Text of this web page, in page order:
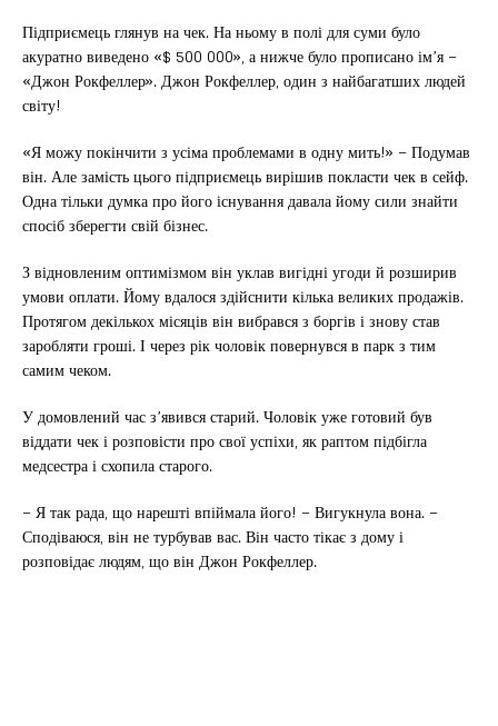
Підприємець глянув на чек. На ньому в полі для суми було
акуратно виведено «$ 500 000», а нижче було прописано ім’я –
«Джон Рокфеллер». Джон Рокфеллер, один з найбагатших людей
світу!
«Я можу покінчити з усіма проблемами в одну мить!» – Подумав
він. Але замість цього підприємець вирішив покласти чек в сейф.
Одна тільки думка про його існування давала йому сили знайти
спосіб зберегти свій бізнес.
З відновленим оптимізмом він уклав вигідні угоди й розширив
умови оплати. Йому вдалося здійснити кілька великих продажів.
Протягом декількох місяців він вибрався з боргів і знову став
заробляти гроші. І через рік чоловік повернувся в парк з тим
самим чеком.
У домовлений час з’явився старий. Чоловік уже готовий був
віддати чек і розповісти про свої успіхи, як раптом підбігла
медсестра і схопила старого.
– Я так рада, що нарешті впіймала його! – Вигукнула вона. –
Сподіваюся, він не турбував вас. Він часто тікає з дому і
розповідає людям, що він Джон Рокфеллер.